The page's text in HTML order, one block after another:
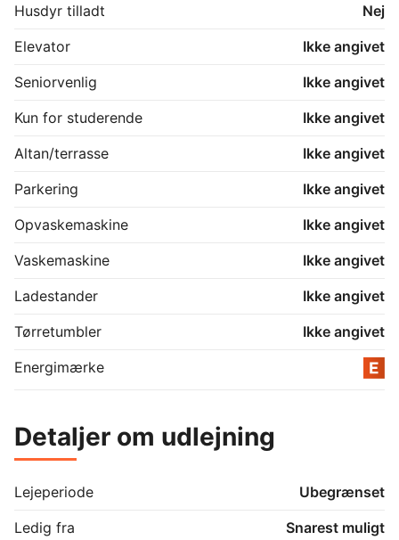
Husdyr tilladt
Nej
Elevator
Ikke angivet
Seniorvenlig
Ikke angivet
Kun for studerende
Ikke angivet
Altan/terrasse
Ikke angivet
Parkering
Ikke angivet
Opvaskemaskine
Ikke angivet
Vaskemaskine
Ikke angivet
Ladestander
Ikke angivet
Tørretumbler
Ikke angivet
Energimærke
Detaljer om udlejning
Lejeperiode
Ubegrænset
Ledig fra
Snarest muligt